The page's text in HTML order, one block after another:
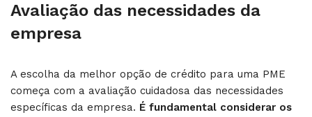
Avaliação das necessidades da
empresa
A escolha da melhor opção de crédito para uma PME
começa com a avaliação cuidadosa das necessidades
específicas da empresa. É fundamental considerar os